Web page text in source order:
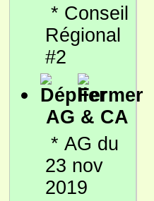
* Conseil
Régional
#2
AG & CA
* AG du
23 nov
2019